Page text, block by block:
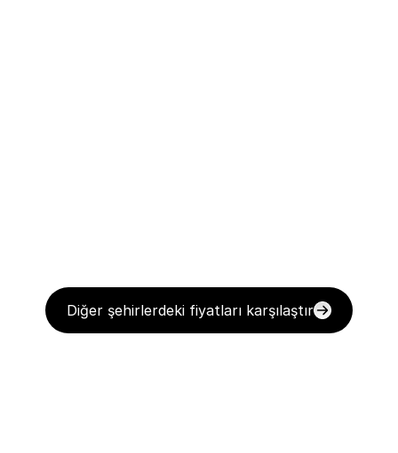
Diğer şehirlerdeki fiyatları karşılaştır